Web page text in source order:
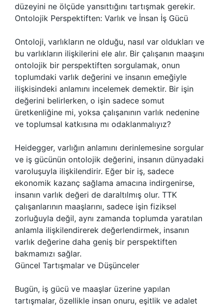
düzeyini ne ölçüde yansıttığını tartışmak gerekir.
Ontolojik Perspektiften: Varlık ve İnsan İş Gücü
Ontoloji, varlıkların ne olduğu, nasıl var oldukları ve
bu varlıkların ilişkilerini ele alır. Bir çalışanın maaşını
ontolojik bir perspektiften sorgulamak, onun
toplumdaki varlık değerini ve insanın emeğiyle
ilişkisindeki anlamını incelemek demektir. Bir işin
değerini belirlerken, o işin sadece somut
üretkenliğine mi, yoksa çalışanının varlık nedenine
ve toplumsal katkısına mı odaklanmalıyız?
Heidegger, varlığın anlamını derinlemesine sorgular
ve iş gücünün ontolojik değerini, insanın dünyadaki
varoluşuyla ilişkilendirir. Eğer bir iş, sadece
ekonomik kazanç sağlama amacına indirgenirse,
insanın varlık değeri de daraltılmış olur. TTK
çalışanlarının maaşlarını, sadece işin fiziksel
zorluğuyla değil, aynı zamanda toplumda yaratılan
anlamla ilişkilendirerek değerlendirmek, insanın
varlık değerine daha geniş bir perspektiften
bakmamızı sağlar.
Güncel Tartışmalar ve Düşünceler
Bugün, iş gücü ve maaşlar üzerine yapılan
tartışmalar, özellikle insan onuru, eşitlik ve adalet